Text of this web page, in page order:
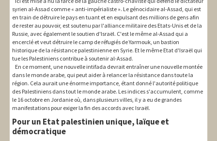
syrien al-Assad comme « anti-impérialiste ». Le génocidaire al-Assad, qui est
en train de détruire le pays en tuant et en expulsant des millions de gens afin
de rester au pouvoir, est soutenu par l'alliance militaire des Etats-Unis et de la
Russie, avec également le soutien d'Israël. C'est le même al-Assad qui a
encerclé et veut détruire le camp de réfugiés de Yarmouk, un bastion
historique de la résistance palestinienne en Syrie. Et le même Etat d'Israël qui
tue les Palestiniens contribue à soutenir al-Assad.
En ce moment, une nouvelle intifada devrait entraîner une nouvelle montée
dans le monde arabe, qui peut aider à relancer la résistance dans toute la
région. Cela aurait une énorme importance, étant donné l'autorité politique
des Palestiniens dans tout le monde arabe. Les indices s'accumulent, comme
le 16 octobre en Jordanie où, dans plusieurs villes, il y a eu de grandes
manifestations pour exiger la fin des accords avec Israël.
Pour un Etat palestinien unique, laïque et
démocratique